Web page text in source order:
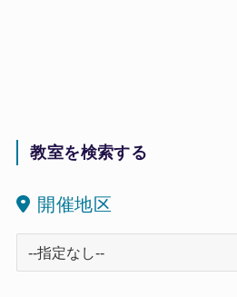
教室を検索する
開催地区